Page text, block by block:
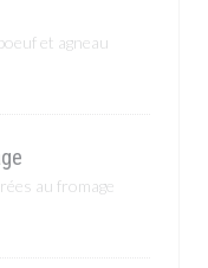
et agneau
au fromage